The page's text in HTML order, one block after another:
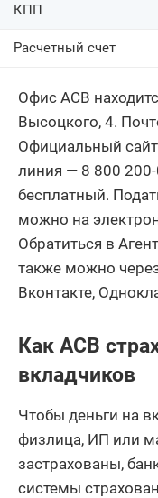
КПП
Расчетный счет
Офис АСВ
Высоцкого, 4.
Официальный
линия — 8 800
бесплатный.
можно на
Обратиться в
также можно
Вконтакте,
Как АСВ
вкладчиков
Чтобы деньги на
физлица, ИП или
застрахованы,
системы